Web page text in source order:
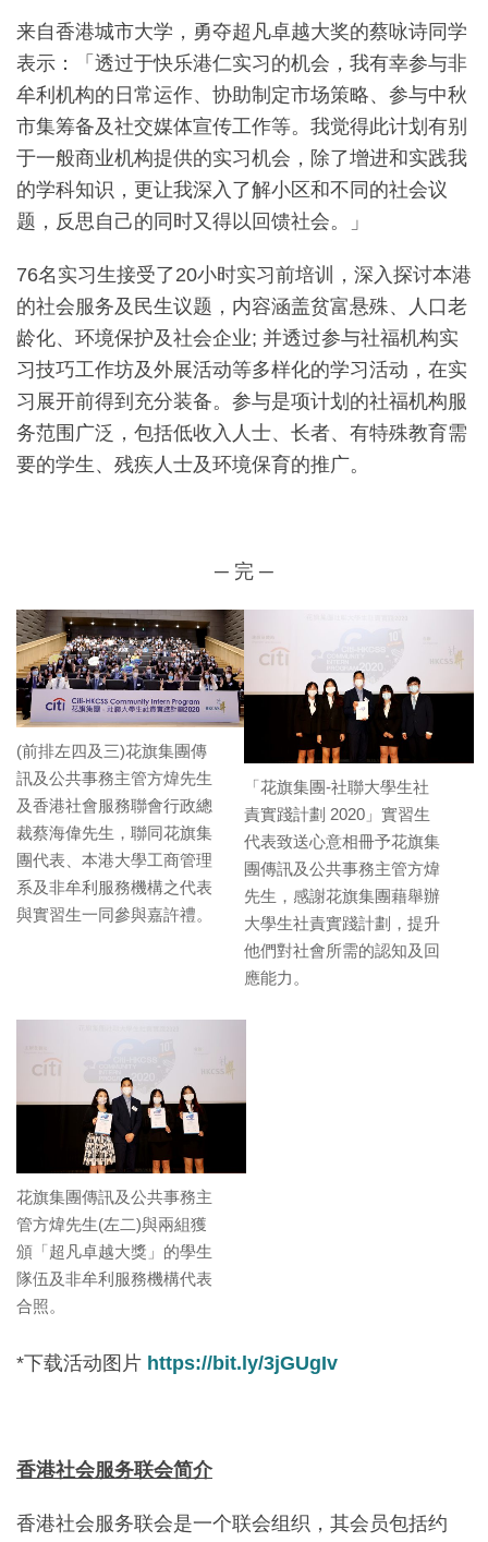
来自香港城市大学，勇夺超凡卓越大奖的蔡咏诗同学
表示：「透过于快乐港仁实习的机会，我有幸参与非
牟利机构的日常运作、协助制定市场策略、参与中秋
市集筹备及社交媒体宣传工作等。我觉得此计划有别
于一般商业机构提供的实习机会，除了增进和实践我
的学科知识，更让我深入了解小区和不同的社会议
题，反思自己的同时又得以回馈社会。」
76名实习生接受了20小时实习前培训，深入探讨本港
的社会服务及民生议题，内容涵盖贫富悬殊、人口老
龄化、环境保护及社会企业; 并透过参与社福机构实
习技巧工作坊及外展活动等多样化的学习活动，在实
习展开前得到充分装备。参与是项计划的社福机构服
务范围广泛，包括低收入人士、长者、有特殊教育需
要的学生、残疾人士及环境保育的推广。
─ 完 ─
(前排左四及三)花旗集團傳
訊及公共事務主管方煒先生
及香港社會服務聯會行政總
裁蔡海偉先生，聯同花旗集
團代表、本港大學工商管理
系及非牟利服務機構之代表
與實習生一同參與嘉許禮。
「花旗集團-社聯大學生社
責實踐計劃 2020」實習生
代表致送心意相冊予花旗集
團傳訊及公共事務主管方煒
先生，感謝花旗集團藉舉辦
大學生社責實踐計劃，提升
他們對社會所需的認知及回
應能力。
花旗集團傳訊及公共事務主
管方煒先生(左二)與兩組獲
頒「超凡卓越大獎」的學生
隊伍及非牟利服務機構代表
合照。
*下载活动图片 https://bit.ly/3jGUgIv
香港社会服务联会简介
香港社会服务联会是一个联会组织，其会员包括约